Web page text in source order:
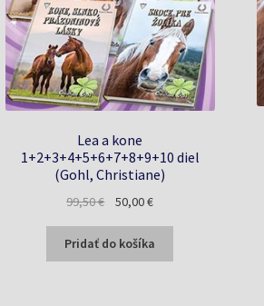
Lea a kone
1+2+3+4+5+6+7+8+9+10 diel
(Gohl, Christiane)
99,50€
Pôvodná
bola:
99,50 €.
50,00€Aktuálna
je:
50,00 €.
Pridať do košíka